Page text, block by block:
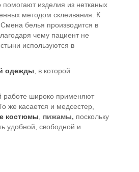
изделия из нетканых
методом склеивания. К
Смена белья производится в
чему пациент не
используются в
одежды , в которой
работе широко применяют
же касается и медсестер,
костюмы пижамы, поскольку
удобной, свободной и